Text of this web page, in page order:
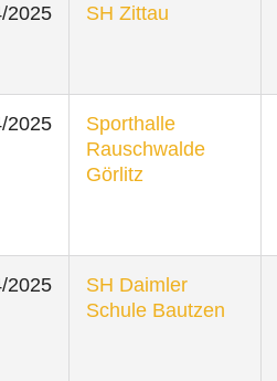
2025 SH Zittau
2025
Sporthalle
Rauschwalde
Görlitz
2025
SH Daimler
Schule Bautzen